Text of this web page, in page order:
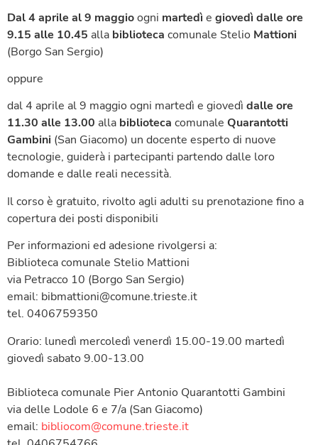
Dal 4 aprile al 9 maggioogni martedì e giovedì dalle ore
9.15 alle 10.45 alla biblioteca comunale Stelio Mattioni
(Borgo San Sergio)
oppure
dal 4 aprile al 9 maggio ogni martedì e giovedì dalle ore
11.30 alle 13.00 alla biblioteca comunale Quarantotti
Gambini (San Giacomo) un docente esperto di nuove
tecnologie, guiderà i partecipanti partendo dalle loro
domande e dalle reali necessità.
Il corso è gratuito, rivolto agli adulti su prenotazione fino a
copertura dei posti disponibili
Per informazioni ed adesione rivolgersi a:
Biblioteca comunale Stelio Mattioni
via Petracco 10 (Borgo San Sergio)
email: bibmattioni@comune.trieste.it
tel. 0406759350
Orario: lunedì mercoledì venerdì 15.00-19.00 martedì
giovedì sabato 9.00-13.00
Biblioteca comunale Pier Antonio Quarantotti Gambini
via delle Lodole 6 e 7/a (San Giacomo)
email: bibliocom@comune.trieste.it